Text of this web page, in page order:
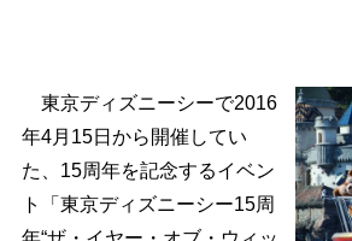
東京ディズニーシーで2016
年4月15日から開催してい
た、15周年を記念するイベン
ト「東京ディズニーシー15周